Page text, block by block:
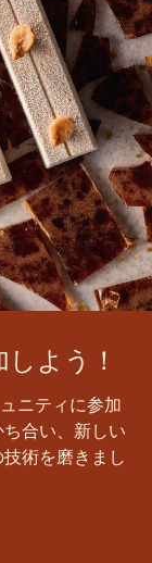
よう！
ニティに参加
合い、新しい
術を磨きまし